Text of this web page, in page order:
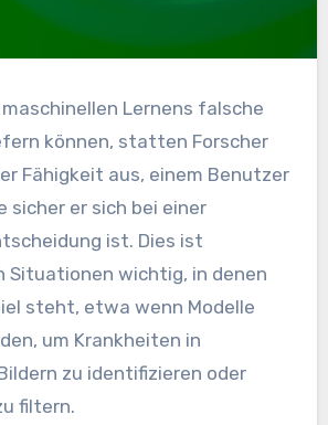
können, statten Forscher
Fähigkeit aus, einem Benutzer
sicher er sich bei einer
ist. Dies ist
Situationen wichtig, in denen
steht, etwa wenn Modelle
um Krankheiten in
zu identifizieren oder
filtern.